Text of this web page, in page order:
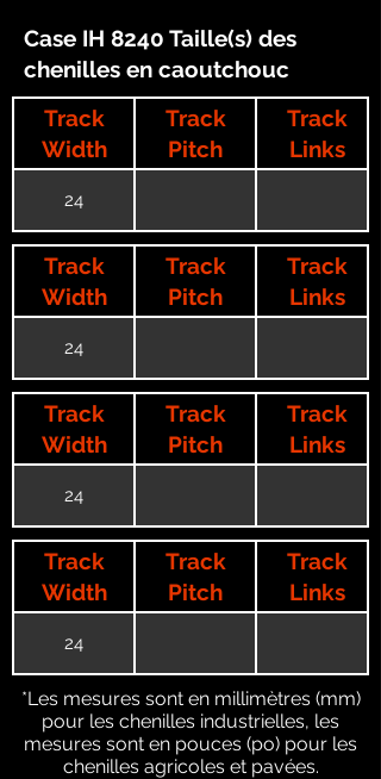
Case IH 8240 Taille(s) des
chenilles en caoutchouc
Track
Width
Track
Pitch
Track
Links
24
Track
Width
Track
Pitch
Track
Links
24
Track
Width
Track
Pitch
Track
Links
24
Track
Width
Track
Pitch
Track
Links
24
*Les mesures sont en millimètres (mm)
pour les chenilles industrielles, les
mesures sont en pouces (po) pour les
chenilles agricoles et pavées.